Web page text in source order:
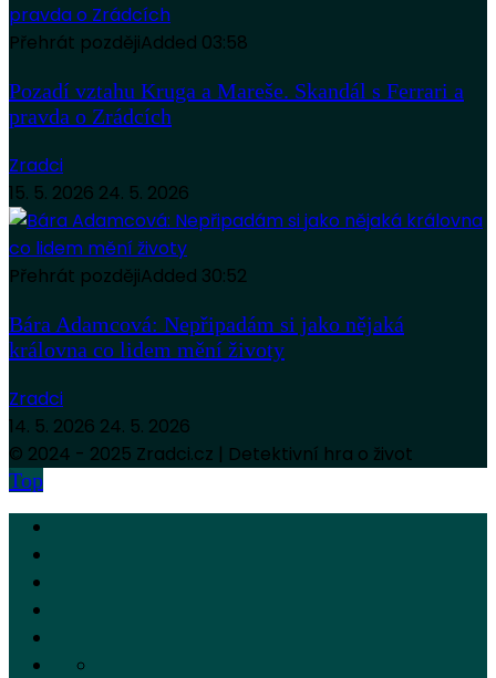
Přehrát pozdějiAdded 03:58
Pozadí vztahu Kruga a Mareše. Skandál s Ferrari a
pravda o Zrádcích
Zradci
15. 5. 2026 24. 5. 2026
Přehrát pozdějiAdded 30:52
Bára Adamcová: Nepřipadám si jako nějaká
královna co lidem mění životy
Zradci
14. 5. 2026 24. 5. 2026
© 2024 - 2025 Zradci.cz | Detektivní hra o život
Top